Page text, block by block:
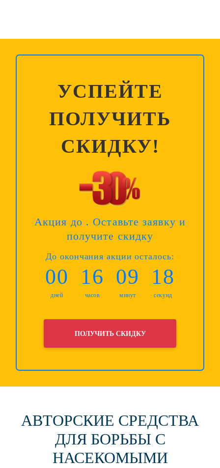
УСПЕЙТЕ
ПОЛУЧИТЬ
СКИДКУ!
Акция до . Оставьте заявку и
получите скидку
До окончания акции осталось:
00
дней
16
часов
09
минут
17
секунд
ПОЛУЧИТЬ СКИДКУ
АВТОРСКИЕ СРЕДСТВА
ДЛЯ БОРЬБЫ С
НАСЕКОМЫМИ